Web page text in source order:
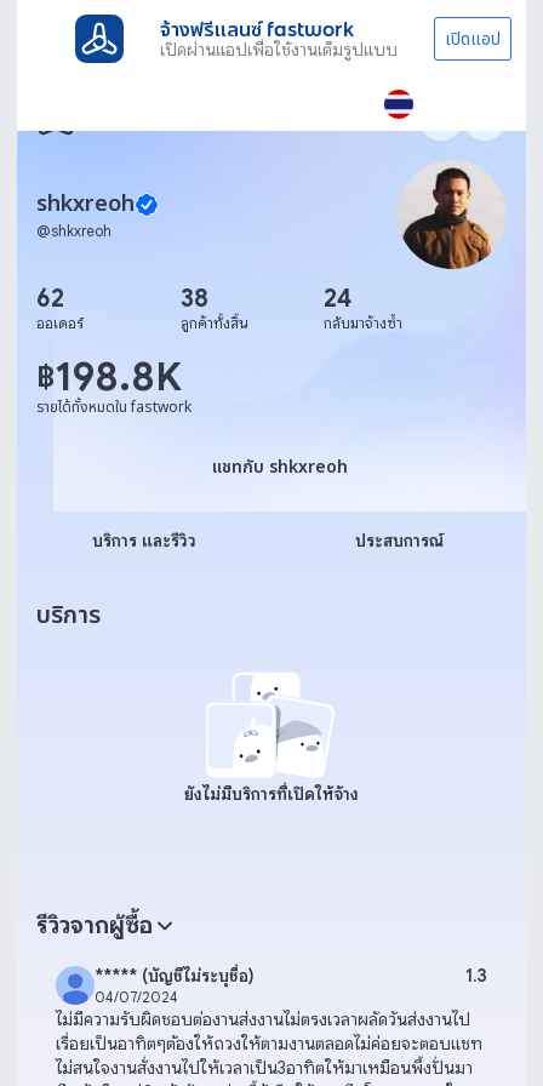
จ้างฟรีแลนซ์ fastwork
เปิดผ่านแอปเพื่อใช้งานเต็มรูปแบบ เปิดแอป
shkxreoh
@shkxreoh
62
ออเดอร์
38
ลูกค้าทั้งสิ้น
24
กลับมาจ้างซ้ำ
฿198.8K
รายได้ทั้งหมดใน fastwork
แชทกับ shkxreoh
แชทกับ shkxreoh
บริการ และรีวิว ประสบการณ์
บริการ
ยังไม่มีบริการที่เปิดให้จ้าง
รีวิวจากผู้ซื้อ
***** (บัญชีไม่ระบุชื่อ)
04/07/2024
1.3
ไม่มีความรับผิดชอบต่องานส่งงานไม่ตรงเวลาผลัดวันส่งงานไป
เรื่อยเป็นอาทิตๆต้องให้ถวงให้ตามงานตลอดไม่ค่อยจะตอบแชท
ไม่สนใจงานสั่งงานไปให้เวลาเป็น3อาทิตให้มาเหมือนพึ้งปั่นมา